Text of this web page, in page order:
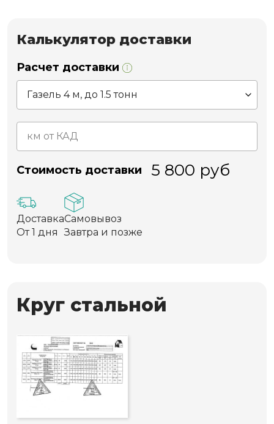
Калькулятор доставки
Расчет доставки
Стоимость доставки 5 800 руб
Доставка
От 1 дня
Самовывоз
Завтра и позже
Круг стальной